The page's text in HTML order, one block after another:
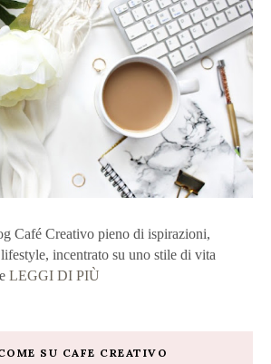
Café Creativo pieno di ispirazioni,
incentrato su uno stile di vita
LEGGI DI PIÙ
SU CAFE CREATIVO